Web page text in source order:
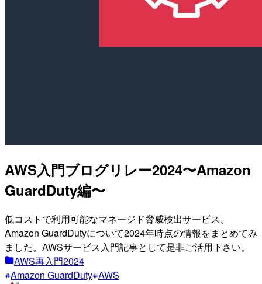
AWS入門ブログリレー2024〜Amazon
GuardDuty編〜
低コストで利用可能なマネージド脅威検出サービス、
Amazon GuardDutyについて2024年時点の情報をまとめてみ
ました。AWSサービス入門記事として是非ご活用下さい。
AWS再入門2024
Amazon GuardDuty AWS